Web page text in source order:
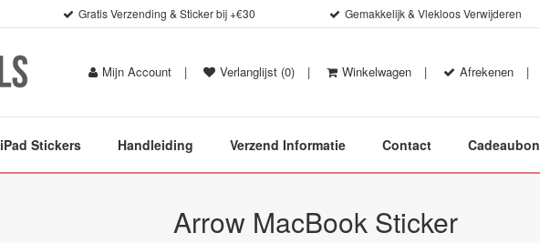
Gratis Verzending & Sticker bij +€30 Gemakkelijk & Vlekloos Verwijderen
Mijn Account | Verlanglijst (0) | Winkelwagen | Afrekenen |
iPad Stickers Handleiding Verzend Informatie Contact Cadeaubon
Arrow MacBook Sticker